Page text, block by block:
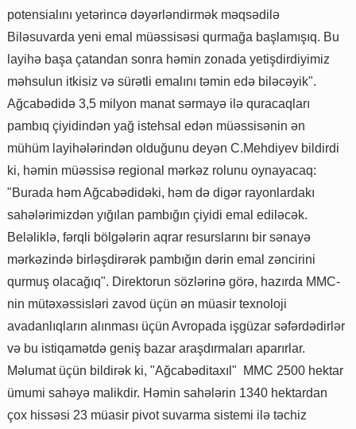
potensialını yetərincə dəyərləndirmək məqsədilə
Biləsuvarda yeni emal müəssisəsi qurmağa başlamışıq. Bu
layihə başa çatandan sonra həmin zonada yetişdirdiyimiz
məhsulun itkisiz və sürətli emalını təmin edə biləcəyik".
Ağcabədidə 3,5 milyon manat sərmayə ilə quracaqları
pambıq çiyidindən yağ istehsal edən müəssisənin ən
mühüm layihələrindən olduğunu deyən C.Mehdiyev bildirdi
ki, həmin müəssisə regional mərkəz rolunu oynayacaq:
"Burada həm Ağcabədidəki, həm də digər rayonlardakı
sahələrimizdən yığılan pambığın çiyidi emal ediləcək.
Beləliklə, fərqli bölgələrin aqrar resurslarını bir sənayə
mərkəzində birləşdirərək pambığın dərin emal zəncirini
qurmuş olacağıq". Direktorun sözlərinə görə, hazırda MMC-
nin mütəxəssisləri zavod üçün ən müasir texnoloji
avadanlıqların alınması üçün Avropada işgüzar səfərdədirlər
və bu istiqamətdə geniş bazar araşdırmaları aparırlar.
Məlumat üçün bildirək ki, "Ağcabəditaxıl" MMC 2500 hektar
ümumi sahəyə malikdir. Həmin sahələrin 1340 hektardan
çox hissəsi 23 müasir pivot suvarma sistemi ilə təchiz